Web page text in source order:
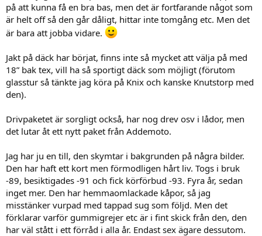
på att kunna få en bra bas, men det är fortfarande något som
är helt off så den går dåligt, hittar inte tomgång etc. Men det
är bara att jobba vidare.
Jakt på däck har börjat, finns inte så mycket att välja på med
18” bak tex, vill ha så sportigt däck som möjligt (förutom
glasstur så tänkte jag köra på Knix och kanske Knutstorp med
den).
Drivpaketet är sorgligt också, har nog drev osv i lådor, men
det lutar åt ett nytt paket från Addemoto.
Jag har ju en till, den skymtar i bakgrunden på några bilder.
Den har haft ett kort men förmodligen hårt liv. Togs i bruk
-89, besiktigades -91 och fick körförbud -93. Fyra år, sedan
inget mer. Den har hemmaomlackade kåpor, så jag
misstänker vurpad med tappad sug som följd. Men det
förklarar varför gummigrejer etc är i fint skick från den, den
har väl stått i ett förråd i alla år. Endast sex ägare dessutom.